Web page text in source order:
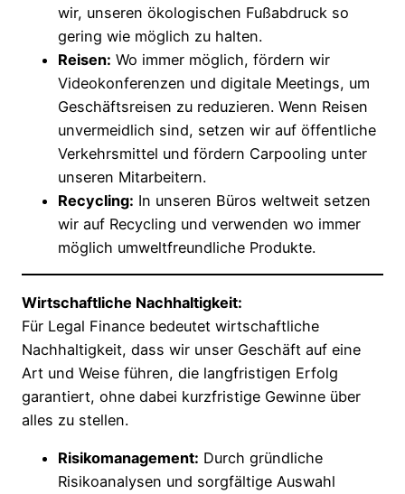
wir, unseren ökologischen Fußabdruck so
gering wie möglich zu halten.
Reisen: Wo immer möglich, fördern wir
Videokonferenzen und digitale Meetings, um
Geschäftsreisen zu reduzieren. Wenn Reisen
unvermeidlich sind, setzen wir auf öffentliche
Verkehrsmittel und fördern Carpooling unter
unseren Mitarbeitern.
Recycling: In unseren Büros weltweit setzen
wir auf Recycling und verwenden wo immer
möglich umweltfreundliche Produkte.
Wirtschaftliche Nachhaltigkeit:
Für Legal Finance bedeutet wirtschaftliche
Nachhaltigkeit, dass wir unser Geschäft auf eine
Art und Weise führen, die langfristigen Erfolg
garantiert, ohne dabei kurzfristige Gewinne über
alles zu stellen.
Risikomanagement: Durch gründliche
Risikoanalysen und sorgfältige Auswahl